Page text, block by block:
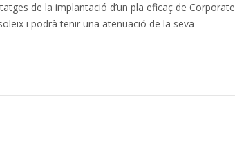
de la implantació d’un pla eficaç de Corporate
i podrà tenir una atenuació de la seva